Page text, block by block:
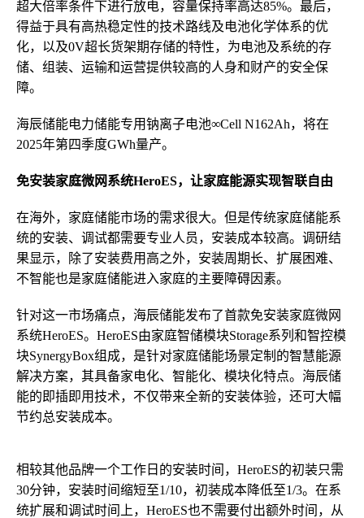
超大倍率条件下进行放电，容量保持率高达85%。最后，
得益于具有高热稳定性的技术路线及电池化学体系的优
化，以及0V超长货架期存储的特性，为电池及系统的存
储、组装、运输和运营提供较高的人身和财产的安全保
障。
海辰储能电力储能专用钠离子电池∞Cell N162Ah，将在
2025年第四季度GWh量产。
免安装家庭微网系统HeroES，让家庭能源实现智联自由
在海外，家庭储能市场的需求很大。但是传统家庭储能系
统的安装、调试都需要专业人员，安装成本较高。调研结
果显示，除了安装费用高之外，安装周期长、扩展困难、
不智能也是家庭储能进入家庭的主要障碍因素。
针对这一市场痛点，海辰储能发布了首款免安装家庭微网
系统HeroES。HeroES由家庭智储模块Storage系列和智控模
块SynergyBox组成，是针对家庭储能场景定制的智慧能源
解决方案，其具备家电化、智能化、模块化特点。海辰储
能的即插即用技术，不仅带来全新的安装体验，还可大幅
节约总安装成本。
相较其他品牌一个工作日的安装时间，HeroES的初装只需
30分钟，安装时间缩短至1/10，初装成本降低至1/3。在系
统扩展和调试时间上，HeroES也不需要付出额外时间，从